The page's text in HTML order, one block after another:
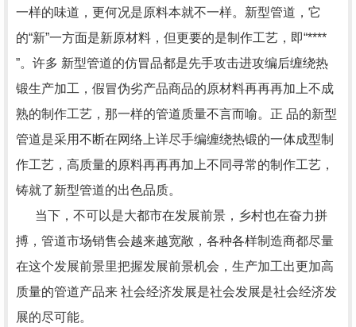
一样的味道，更何况是原料本就不一样。新型管道，它
的“新”一方面是新原材料，但更要的是制作工艺，即“****
”。许多 新型管道的仿冒品都是先手攻击进攻编后缠绕热
锻生产加工，假冒伪劣产品商品的原材料再再再加上不成
熟的制作工艺，那一样的管道质量不言而喻。正 品的新型
管道是采用不断在网络上详尽手编缠绕热锻的一体成型制
作工艺，高质量的原料再再再加上不同寻常的制作工艺，
铸就了新型管道的出色品质。
当下，不可以是大都市在发展前景，乡村也在奋力拼
搏，管道市场销售会越来越宽敞，各种各样制造商都尽量
在这个发展前景里把握发展前景机会，生产加工出更加高
质量的管道产品来 社会经济发展是社会发展是社会经济发
展的尽可能。